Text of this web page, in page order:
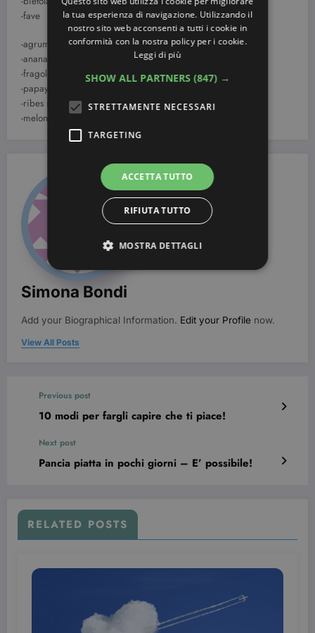
-fave
-agrumi (soprattutto kiwi)
-ananas
-fragole
-papaya
-ribes nero
-melone
Simona Bondi
Add your Biographical Information. Edit your Profile now.
View All Posts
Previous post
10 modi per fargli capire che ti piace!
Next post
Pancia piatta in pochi giorni – E’ possibile!
RELATED POSTS
la tua esperienza di navigazione. Utilizzando il
nostro sito web acconsenti a tutti i cookie in
conformità con la nostra policy per i cookie.
Leggi di più
SHOW ALL PARTNERS (847) →
STRETTAMENTE NECESSARI
TARGETING
ACCETTA TUTTO
RIFIUTA TUTTO
MOSTRA DETTAGLI
Strettamente necessari
I cookie strettamente necessari consentono le
l'accesso dell'utente e la gestione dell'account. Il
Nome
CookieScriptConsent
CookieScript
beauty.dimmicosacerchi.it
3 mesi
wordpress_test_cookie
Automattic Inc.
beauty.dimmicosacerchi.it